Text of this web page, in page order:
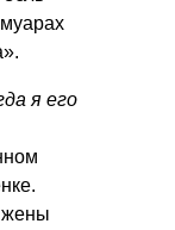
я его
жены